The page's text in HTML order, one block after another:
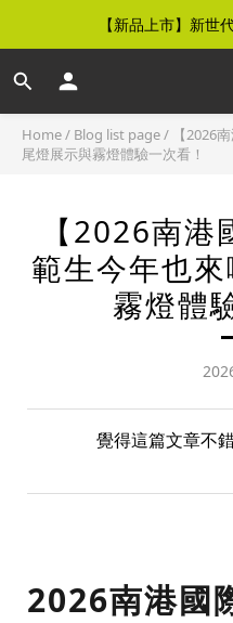
【免運優惠】全
【免運優惠】全館
Home/ Blog list page/
【2026
尾燈展示與霧燈體驗一次看！
【2026南
範生今年也
霧燈體
覺得這篇文章不
2026南港國